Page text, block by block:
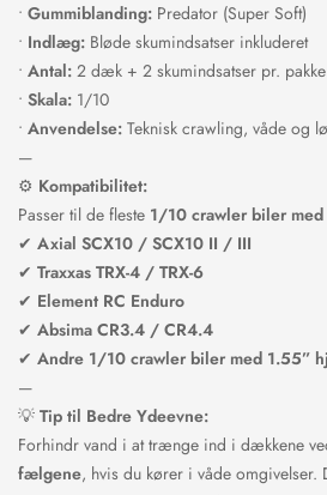
• Gummiblanding: Predator (Super Soft)
• Indlæg: Bløde skumindsatser inkluderet
• Antal: 2 dæk + 2 skumindsatser pr. pakke
• Skala: 1/10
• Anvendelse: Teknisk crawling, våde og
—
⚙️ Kompatibilitet:
Passer til de fleste 1/10 crawler biler
✔ Axial SCX10 / SCX10 II / III
✔ Traxxas TRX-4 / TRX-6
✔ Element RC Enduro
✔ Absima CR3.4 / CR4.4
✔ Andre 1/10 crawler biler med 1.55”
—
💡 Tip til Bedre Ydeevne:
Forhindr vand i at trænge ind i dækkene
fælgene, hvis du kører i våde